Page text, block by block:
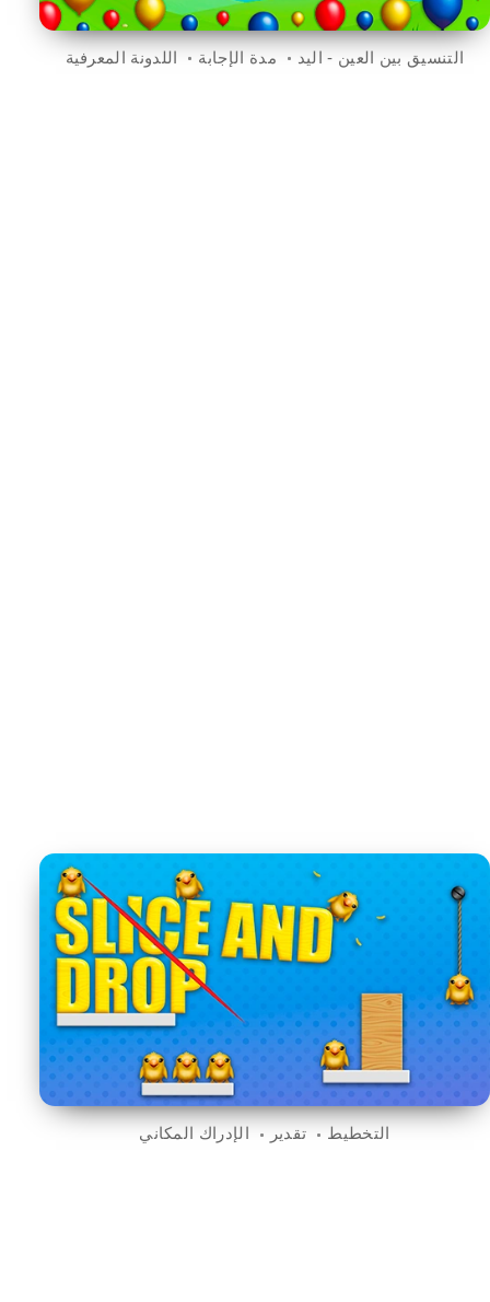
التنسيق بين العين - اليد مدة الإجابة اللدونة المعرفية
التخطيط تقدير الإدراك المكاني